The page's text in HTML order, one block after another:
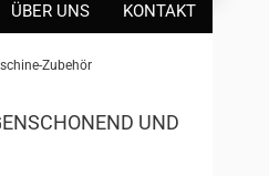
ÜBER UNS KONTAKT
Zubehör
UND